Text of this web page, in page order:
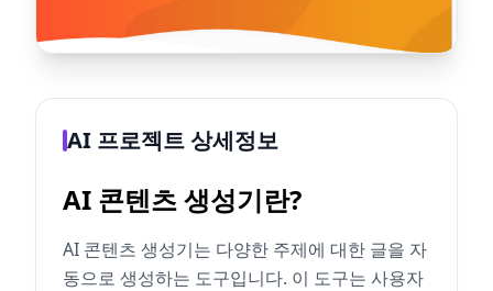
AI 프로젝트 상세정보
AI 콘텐츠 생성기란?
AI 콘텐츠 생성기는 다양한 주제에 대한 글을 자
동으로 생성하는 도구입니다. 이 도구는 사용자